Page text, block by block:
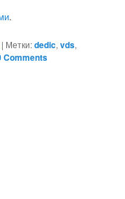
.
| Метки:dedic,vds,
Comments